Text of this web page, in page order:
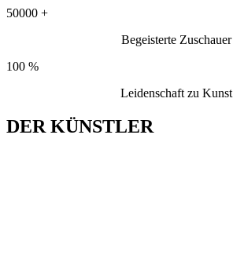
50000 +
Begeisterte Zuschauer
100 %
Leidenschaft zu Kunst
DER KÜNSTLER